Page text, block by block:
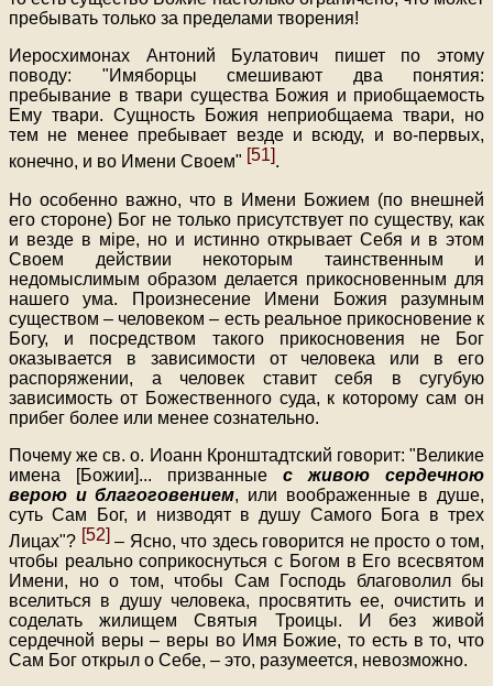
пребывать только за пределами творения!
Иеросхимонах Антоний Булатович пишет по этому
поводу: "Имяборцы смешивают два понятия:
пребывание в твари существа Божия и приобщаемость
Ему твари. Сущность Божия неприобщаема твари, но
тем не менее пребывает везде и всюду, и во-первых,
конечно, и во Имени Своем" [51].
Но особенно важно, что в Имени Божием (по внешней
его стороне) Бог не только присутствует по существу, как
и везде в мiре, но и истинно открывает Себя и в этом
Своем действии некоторым таинственным и
недомыслимым образом делается прикосновенным для
нашего ума. Произнесение Имени Божия разумным
существом – человеком – есть реальное прикосновение к
Богу, и посредством такого прикосновения не Бог
оказывается в зависимости от человека или в его
распоряжении, а человек ставит себя в сугубую
зависимость от Божественного суда, к которому сам он
прибег более или менее сознательно.
Почему же св. о. Иоанн Кронштадтский говорит: "Великие
имена [Божии]... призванные с живою сердечною
верою и благоговением, или воображенные в душе,
суть Сам Бог, и низводят в душу Самого Бога в трех
Лицах"? [52]– Ясно, что здесь говорится не просто о том,
чтобы реально соприкоснуться с Богом в Его всесвятом
Имени, но о том, чтобы Сам Господь благоволил бы
вселиться в душу человека, просвятить ее, очистить и
соделать жилищем Святыя Троицы. И без живой
сердечной веры – веры во Имя Божие, то есть в то, что
Сам Бог открыл о Себе, – это, разумеется, невозможно.